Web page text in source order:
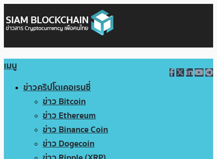
เมนู
ข่าวคริปโตเคอเรนซี่
ข่าว Bitcoin
ข่าว Ethereum
ข่าว Binance Coin
ข่าว Dogecoin